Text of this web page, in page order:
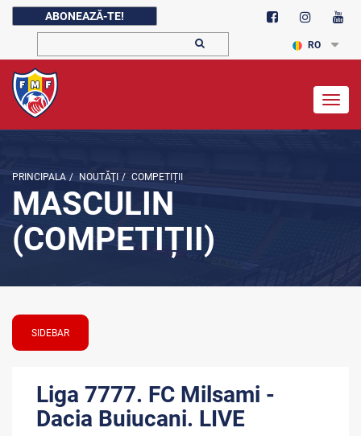
ABONEAZĂ-TE!
RO
PRINCIPALA / NOUTĂŢI / COMPETIȚII
MASCULIN
(COMPETIȚII)
SIDEBAR
Liga 7777. FC Milsami -
Dacia Buiucani. LIVE